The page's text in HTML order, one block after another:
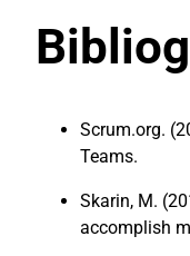
Scrum.org.
Teams.
Skarin, M.
accomplish